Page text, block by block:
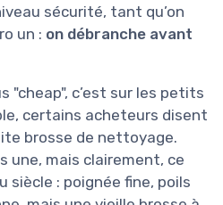
sécurité, tant qu’on
un : on débranche avant
"cheap", c’est sur les petits
certains acheteurs disent
brosse de nettoyage.
une, mais clairement, ce
siècle : poignée fine, poils